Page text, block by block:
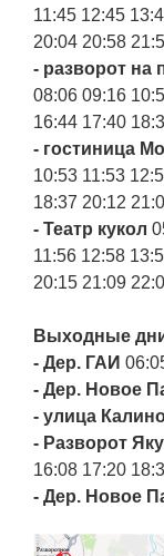
11:45 12:45
20:04 20:58
- разворот на
08:06 09:16
16:44 17:40
- гостиница
10:53 11:53
18:37 20:12
- Театр кукол
11:56 12:58
20:15 21:09
Выходные
- Дер. ГАИ
- Дер. Новое
- улица
- Разворот
16:08 17:20
- Дер. Новое